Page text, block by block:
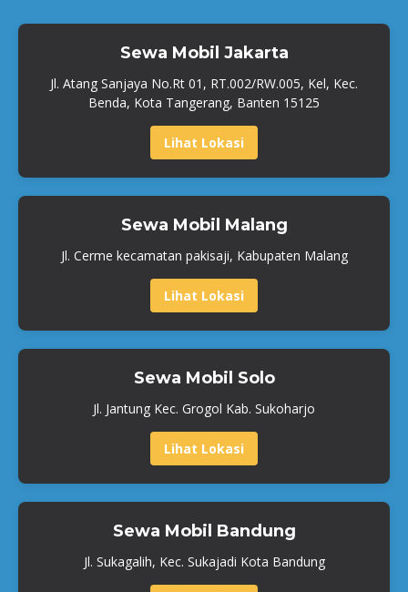
Sewa Mobil Jakarta
Jl. Atang Sanjaya No.Rt 01, RT.002/RW.005, Kel, Kec.
Benda, Kota Tangerang, Banten 15125
Lihat Lokasi
Sewa Mobil Malang
Jl. Cerme kecamatan pakisaji, Kabupaten Malang
Lihat Lokasi
Sewa Mobil Solo
Jl. Jantung Kec. Grogol Kab. Sukoharjo
Lihat Lokasi
Sewa Mobil Bandung
Jl. Sukagalih, Kec. Sukajadi Kota Bandung